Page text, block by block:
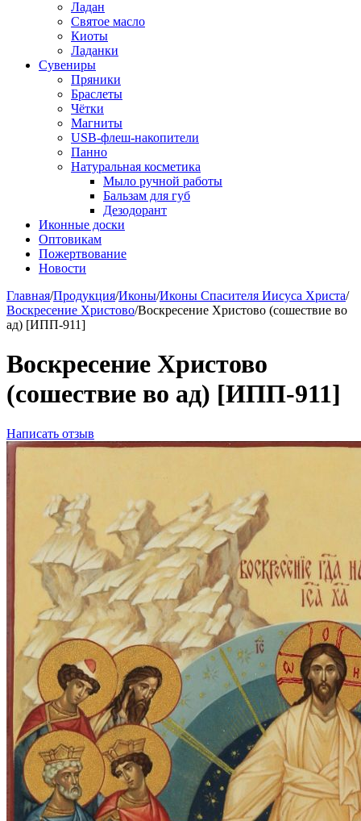
Ладан
Святое масло
Киоты
Ладанки
Сувениры
Пряники
Браслеты
Чётки
Магниты
USB-флеш-накопители
Панно
Натуральная косметика
Мыло ручной работы
Бальзам для губ
Дезодорант
Иконные доски
Оптовикам
Пожертвование
Новости
Главная/Продукция/Иконы/Иконы Спасителя Иисуса Христа/
Воскресение Христово/Воскресение Христово (сошествие во
ад) [ИПП-911]
Воскресение Христово
(сошествие во ад) [ИПП-911]
Написать отзыв